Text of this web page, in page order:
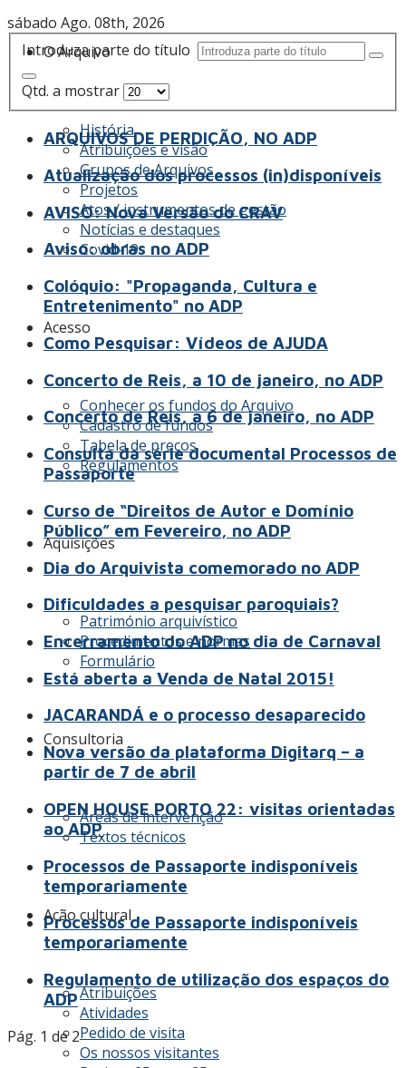
O Arquivo
História
Atribuições e visão
Grupos de Arquivos
Projetos
Atos / instrumentos de gestão
Notícias e destaques
Covid-19
Acesso
Conhecer os fundos do Arquivo
Cadastro de fundos
Tabela de preços
Regulamentos
Aquisições
Património arquivístico
Procedimentos e normas
Formulário
Consultoria
Áreas de intervenção
Textos técnicos
Ação cultural
Atribuições
Atividades
Pedido de visita
Os nossos visitantes
sábado Ago. 08th, 2026
Introduza parte do título
Qtd. a mostrar
ARQUIVOS DE PERDIÇÃO, NO ADP
Atualização dos processos (in)disponíveis
AVISO: Nova Versão do CRAV
Aviso: obras no ADP
Colóquio: "Propaganda, Cultura e
Entretenimento" no ADP
Como Pesquisar: Vídeos de AJUDA
Concerto de Reis, a 10 de janeiro, no ADP
Concerto de Reis, a 6 de janeiro, no ADP
Consulta da série documental Processos de
Passaporte
Curso de “Direitos de Autor e Domínio
Público” em Fevereiro, no ADP
Dia do Arquivista comemorado no ADP
Dificuldades a pesquisar paroquiais?
Encerramento do ADP no dia de Carnaval
Está aberta a Venda de Natal 2015!
JACARANDÁ e o processo desaparecido
Nova versão da plataforma Digitarq – a
partir de 7 de abril
OPEN HOUSE PORTO 22: visitas orientadas
ao ADP
Processos de Passaporte indisponíveis
temporariamente
Processos de Passaporte indisponíveis
temporariamente
Regulamento de utilização dos espaços do
ADP
Pág. 1 de 2